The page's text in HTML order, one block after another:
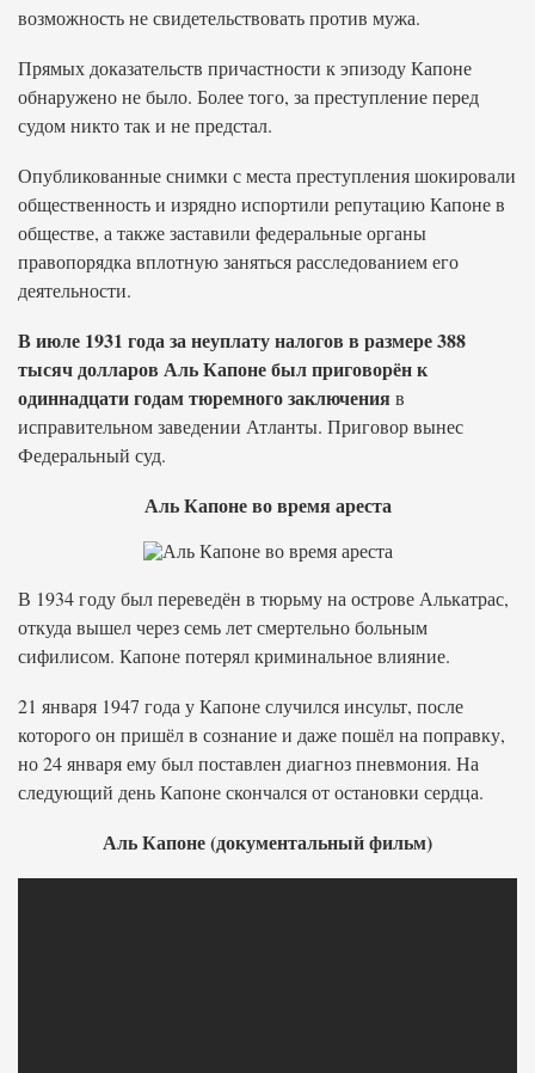
возможность не свидетельствовать против мужа.
Прямых доказательств причастности к эпизоду Капоне
обнаружено не было. Более того, за преступление перед
судом никто так и не предстал.
Опубликованные снимки с места преступления шокировали
общественность и изрядно испортили репутацию Капоне в
обществе, а также заставили федеральные органы
правопорядка вплотную заняться расследованием его
деятельности.
В июле 1931 года за неуплату налогов в размере 388
тысяч долларов Аль Капоне был приговорён к
одиннадцати годам тюремного заключенияв
исправительном заведении Атланты. Приговор вынес
Федеральный суд.
Аль Капоне во время ареста
В 1934 году был переведён в тюрьму на острове Алькатрас,
откуда вышел через семь лет смертельно больным
сифилисом. Капоне потерял криминальное влияние.
21 января 1947 года у Капоне случился инсульт, после
которого он пришёл в сознание и даже пошёл на поправку,
но 24 января ему был поставлен диагноз пневмония. На
следующий день Капоне скончался от остановки сердца.
Аль Капоне (документальный фильм)